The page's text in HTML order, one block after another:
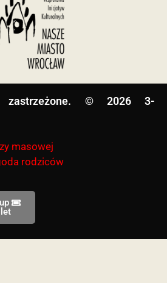
zastrzeżone. © 2026 3-
masowej
rodziców